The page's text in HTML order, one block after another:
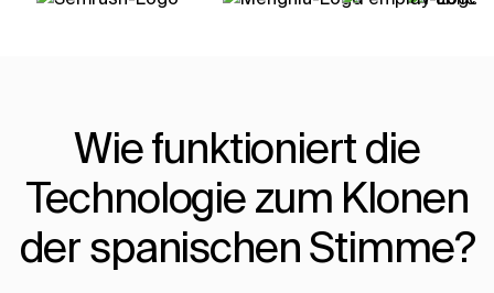
Wie funktioniert die
Technologie zum Klonen
der spanischen Stimme?